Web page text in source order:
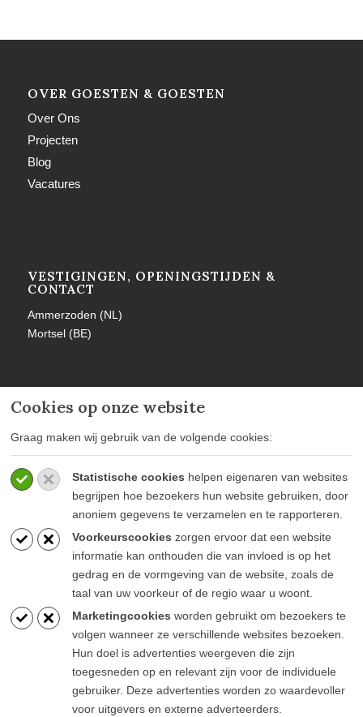
Cookies op onze website
Graag maken wij gebruik van de volgende cookies:
Statistische cookies helpen eigenaren van websites
begrijpen hoe bezoekers hun website gebruiken, door
anoniem gegevens te verzamelen en te rapporteren.
Voorkeurscookies zorgen ervoor dat een website
informatie kan onthouden die van invloed is op het
gedrag en de vormgeving van de website, zoals de
taal van uw voorkeur of de regio waar u woont.
Marketingcookies worden gebruikt om bezoekers te
volgen wanneer ze verschillende websites bezoeken.
Hun doel is advertenties weergeven die zijn
toegesneden op en relevant zijn voor de individuele
gebruiker. Deze advertenties worden zo waardevoller
voor uitgevers en externe adverteerders.
OVER GOESTEN & GOESTEN
Over Ons
Projecten
Blog
Vacatures
VESTIGINGEN, OPENINGSTIJDEN &
CONTACT
Ammerzoden (NL)
Mortsel (BE)
MEER INFORMATIE
Privacy policy
Algemene voorwaarden
Veelgestelde vragen
BLIJF OP DE HOOGTE